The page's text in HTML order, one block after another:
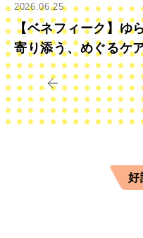
2026.06.25
【ベネフィーク】ゆ
寄り添う、めぐるケ
きに
好